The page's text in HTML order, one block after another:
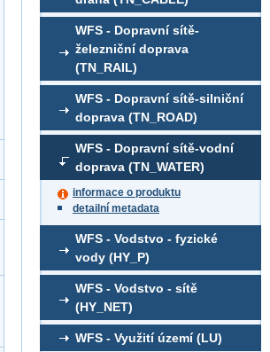
WFS - Dopravní sítě-
železniční doprava
(TN_RAIL)
WFS - Dopravní sítě-silniční
doprava (TN_ROAD)
WFS - Dopravní sítě-vodní
doprava (TN_WATER)
informace o produktu
detailní metadata
WFS - Vodstvo - fyzické
vody (HY_P)
WFS - Vodstvo - sítě
(HY_NET)
WFS - Využití území (LU)